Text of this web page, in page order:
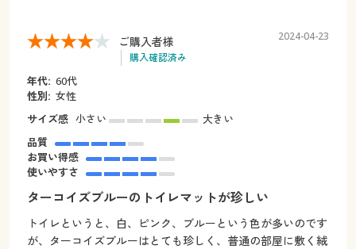
ご購入者様
購入確認済み
2024-04-23
年代: 60代
性別: 女性
サイズ感 小さい
大きい
品質
お買い得感
使いやすさ
ターコイズブルーのトイレマットが珍しい
トイレというと、白、ピンク、ブルーという色が多いのです
が、ターコイズブルーはとても珍しく、普通の部屋に敷く絨